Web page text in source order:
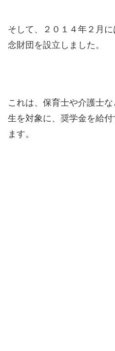
そして、２０１４年２月
念財団を設立しました。
これは、保育士や介護士
生を対象に、奨学金を給
ます。